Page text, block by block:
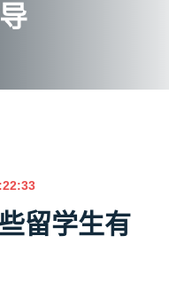
留学生有